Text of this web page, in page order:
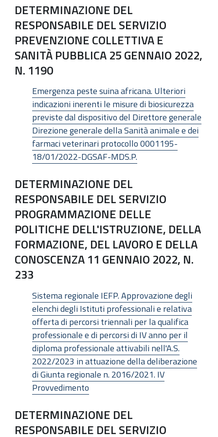
DETERMINAZIONE DEL
RESPONSABILE DEL SERVIZIO
PREVENZIONE COLLETTIVA E
SANITÀ PUBBLICA 25 GENNAIO 2022,
N. 1190
Emergenza peste suina africana. Ulteriori
indicazioni inerenti le misure di biosicurezza
previste dal dispositivo del Direttore generale
Direzione generale della Sanità animale e dei
farmaci veterinari protocollo 0001195-
18/01/2022-DGSAF-MDS.P.
DETERMINAZIONE DEL
RESPONSABILE DEL SERVIZIO
PROGRAMMAZIONE DELLE
POLITICHE DELL'ISTRUZIONE, DELLA
FORMAZIONE, DEL LAVORO E DELLA
CONOSCENZA 11 GENNAIO 2022, N.
233
Sistema regionale IEFP. Approvazione degli
elenchi degli Istituti professionali e relativa
offerta di percorsi triennali per la qualifica
professionale e di percorsi di IV anno per il
diploma professionale attivabili nell'A.S.
2022/2023 in attuazione della deliberazione
di Giunta regionale n. 2016/2021. IV
Provvedimento
DETERMINAZIONE DEL
RESPONSABILE DEL SERVIZIO